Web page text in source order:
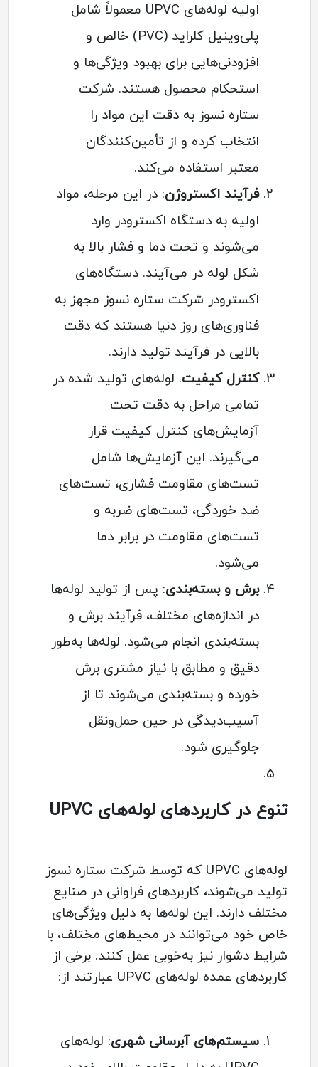
اولیه لوله‌های UPVC معمولاً شامل
پلی‌وینیل کلراید (PVC) خالص و
افزودنی‌هایی برای بهبود ویژگی‌ها و
استحکام محصول هستند. شرکت
ستاره نسوز به دقت این مواد را
انتخاب کرده و از تأمین‌کنندگان
معتبر استفاده می‌کند.
فرآیند اکستروژن: در این مرحله، مواد
اولیه به دستگاه اکسترودر وارد
می‌شوند و تحت دما و فشار بالا به
شکل لوله در می‌آیند. دستگاه‌های
اکسترودر شرکت ستاره نسوز مجهز به
فناوری‌های روز دنیا هستند که دقت
بالایی در فرآیند تولید دارند.
کنترل کیفیت: لوله‌های تولید شده در
تمامی مراحل به دقت تحت
آزمایش‌های کنترل کیفیت قرار
می‌گیرند. این آزمایش‌ها شامل
تست‌های مقاومت فشاری، تست‌های
ضد خوردگی، تست‌های ضربه و
تست‌های مقاومت در برابر دما
می‌شود.
برش و بسته‌بندی: پس از تولید لوله‌ها
در اندازه‌های مختلف، فرآیند برش و
بسته‌بندی انجام می‌شود. لوله‌ها به‌طور
دقیق و مطابق با نیاز مشتری برش
خورده و بسته‌بندی می‌شوند تا از
آسیب‌دیدگی در حین حمل‌ونقل
جلوگیری شود.
تنوع در کاربردهای لوله‌های UPVC
لوله‌های UPVC که توسط شرکت ستاره نسوز
تولید می‌شوند، کاربردهای فراوانی در صنایع
مختلف دارند. این لوله‌ها به دلیل ویژگی‌های
خاص خود می‌توانند در محیط‌های مختلف، با
شرایط دشوار نیز به‌خوبی عمل کنند. برخی از
کاربردهای عمده لوله‌های UPVC عبارتند از:
سیستم‌های آبرسانی شهری: لوله‌های